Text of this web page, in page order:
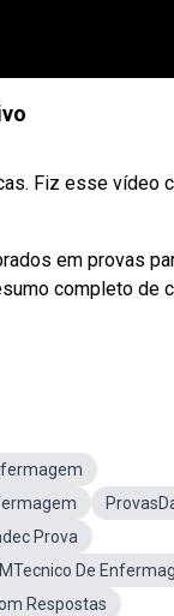
Fiz esse vídeo
em provas
completo de
Prova
De
Respostas